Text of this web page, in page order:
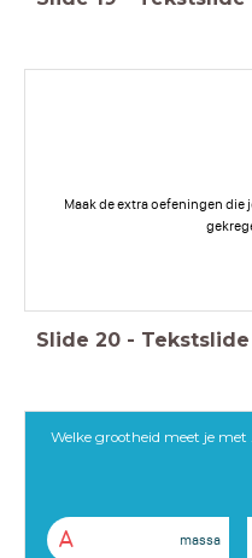
Maak de extra oefeningen die
Slide 20 - Tekstslide
Welke grootheid meet je met
A massa